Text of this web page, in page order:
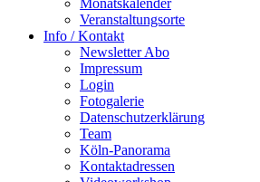
Monatskalender
Veranstaltungsorte
Info / Kontakt
Newsletter Abo
Impressum
Login
Fotogalerie
Datenschutzerklärung
Team
Köln-Panorama
Kontaktadressen